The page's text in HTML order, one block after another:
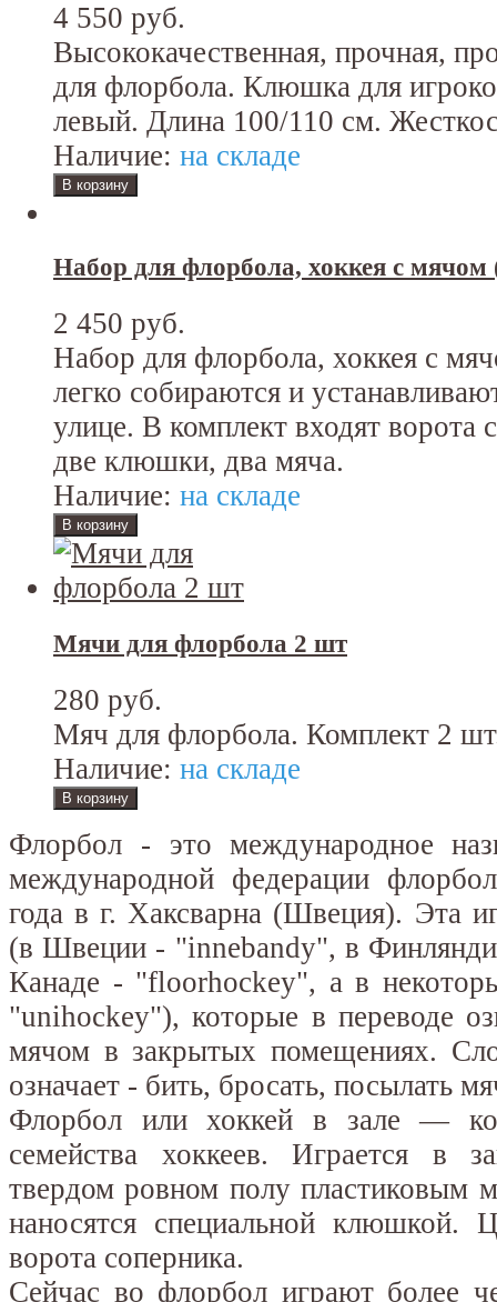
4 550 руб.
Высококачественная, прочная,
для флорбола. Клюшка для
левый. Длина 100/110 см.
Наличие: на складе
Набор для флорбола, хоккея с
2 450 руб.
Набор для флорбола, хоккея с
легко собираются и
улице. В комплект входят
две клюшки, два мяча.
Наличие: на складе
Мячи для флорбола 2 шт
280 руб.
Мяч для флорбола. Комплект 2
Наличие: на складе
Флорбол - это международное
международной федерации
года в г. Хаксварна (Швеция). Эта
(в Швеции - "innebandy", в
Канаде - "floorhockey", а в
"unihockey"), которые в переводе
мячом в закрытых помещениях.
означает - бить, бросать, посылать
Флорбол или хоккей в зале —
семейства хоккеев. Играется в
твердом ровном полу пластиковым
наносятся специальной клюшкой.
ворота соперника.
Сейчас во флорбол играют более